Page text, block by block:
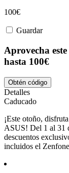
100€
Guardar
Aprovecha
hasta 100€
Obtén código
Detalles
Caducado
¡Este otoño,
ASUS! Del 1 al 31
descuentos
incluidos el